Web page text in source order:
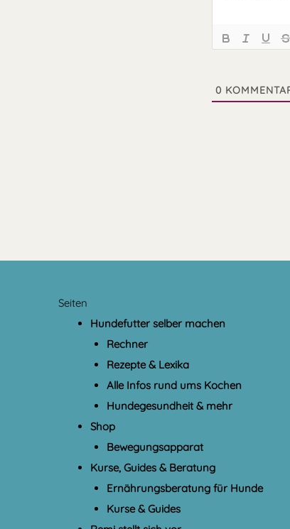
0
Seiten
Hundefutter selber machen
Rechner
Rezepte & Lexika
Alle Infos rund ums Kochen
Hundegesundheit & mehr
Shop
Bewegungsapparat
Kurse, Guides & Beratung
Ernährungsberatung für Hunde
Kurse & Guides